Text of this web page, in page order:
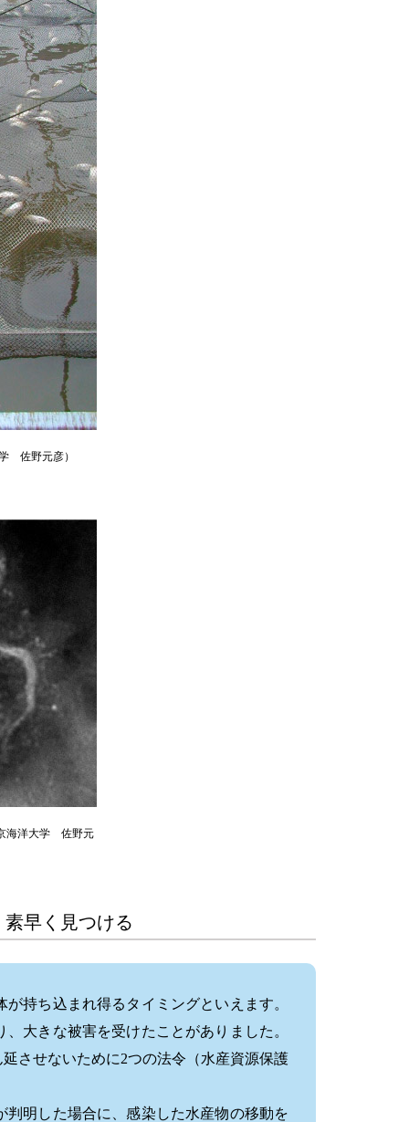
佐野元彦）
海洋大学 佐野元
早く見つける
持ち込まれ得るタイミングといえます。
大きな被害を受けたことがありました。
させないために2つの法令（水産資源保護
明した場合に、感染した水産物の移動を